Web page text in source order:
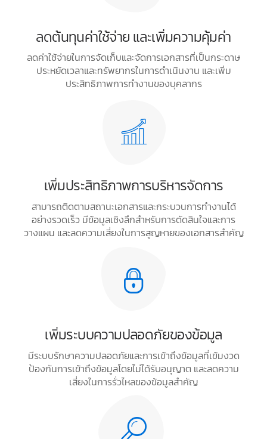
ลดต้นทุนค่าใช้จ่าย และเพิ่มความคุ้มค่า
ลดค่าใช้จ่ายในการจัดเก็บและจัดการเอกสารที่เป็นกระดาษ
ประหยัดเวลาและทรัพยากรในการดำเนินงาน และเพิ่ม
ประสิทธิภาพการทำงานของบุคลากร
เพิ่มประสิทธิภาพการบริหารจัดการ
สามารถติดตามสถานะเอกสารและกระบวนการทำงานได้
อย่างรวดเร็ว มีข้อมูลเชิงลึกสำหรับการตัดสินใจและการ
วางแผน และลดความเสี่ยงในการสูญหายของเอกสารสำคัญ
เพิ่มระบบความปลอดภัยของข้อมูล
มีระบบรักษาความปลอดภัยและการเข้าถึงข้อมูลที่เข้มงวด
ป้องกันการเข้าถึงข้อมูลโดยไม่ได้รับอนุญาต และลดความ
เสี่ยงในการรั่วไหลของข้อมูลสำคัญ